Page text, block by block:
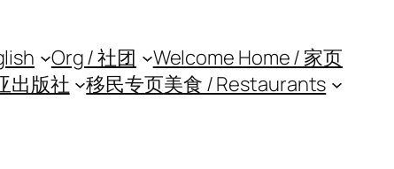
Org / 社团
Welcome Home / 家页
出版社 移民专页美食 / Restaurants